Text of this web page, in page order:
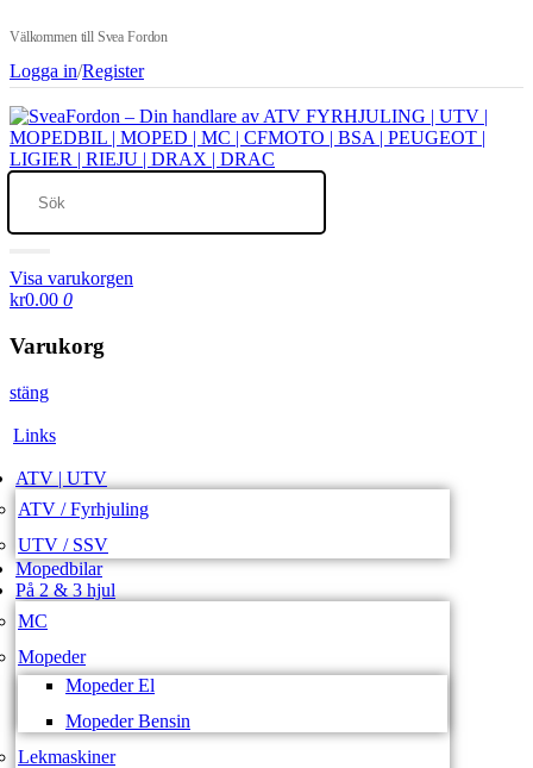
Välkommen till Svea Fordon
Logga in/Register
Visa varukorgen
kr0.00 0
Varukorg
stäng
Links
ATV | UTV
ATV / Fyrhjuling
UTV / SSV
Mopedbilar
På 2 & 3 hjul
MC
Mopeder
Mopeder El
Mopeder Bensin
Lekmaskiner